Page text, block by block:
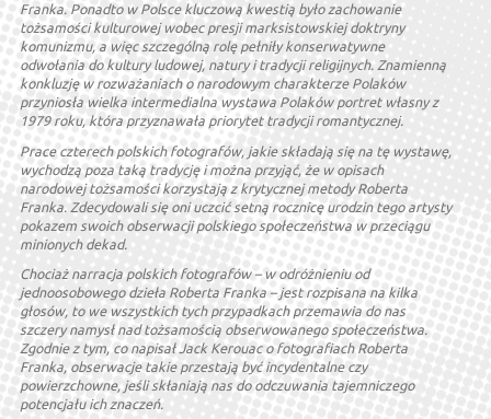
Franka. Ponadto w Polsce kluczową kwestią było zachowanie
tożsamości kulturowej wobec presji marksistowskiej doktryny
komunizmu, a więc szczególną rolę pełniły konserwatywne
odwołania do kultury ludowej, natury i tradycji religijnych. Znamienną
konkluzję w rozważaniach o narodowym charakterze Polaków
przyniosła wielka intermedialna wystawa Polaków portret własny z
1979 roku, która przyznawała priorytet tradycji romantycznej.
Prace czterech polskich fotografów, jakie składają się na tę wystawę,
wychodzą poza taką tradycję i można przyjąć, że w opisach
narodowej tożsamości korzystają z krytycznej metody Roberta
Franka. Zdecydowali się oni uczcić setną rocznicę urodzin tego artysty
pokazem swoich obserwacji polskiego społeczeństwa w przeciągu
minionych dekad.
Chociaż narracja polskich fotografów – w odróżnieniu od
jednoosobowego dzieła Roberta Franka – jest rozpisana na kilka
głosów, to we wszystkich tych przypadkach przemawia do nas
szczery namysł nad tożsamością obserwowanego społeczeństwa.
Zgodnie z tym, co napisał Jack Kerouac o fotografiach Roberta
Franka, obserwacje takie przestają być incydentalne czy
powierzchowne, jeśli skłaniają nas do odczuwania tajemniczego
potencjału ich znaczeń.